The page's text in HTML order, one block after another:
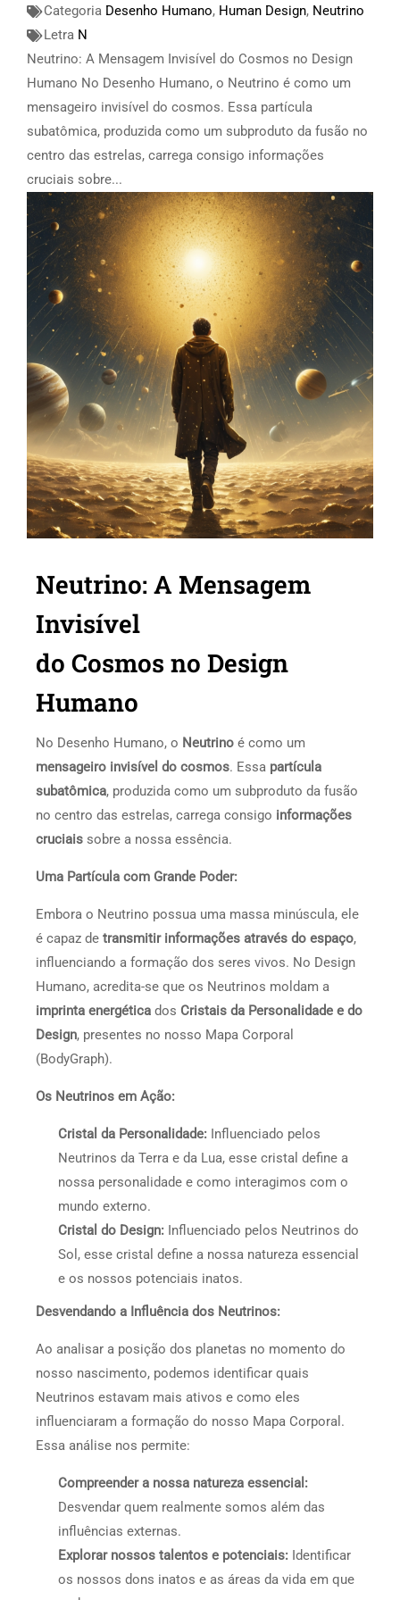
Categoria Desenho Humano, Human Design, Neutrino
Letra N
Neutrino: A Mensagem Invisível do Cosmos no Design
Humano No Desenho Humano, o Neutrino é como um
mensageiro invisível do cosmos. Essa partícula
subatômica, produzida como um subproduto da fusão no
centro das estrelas, carrega consigo informações
cruciais sobre...
Neutrino: A Mensagem
Invisível
do Cosmos no Design
Humano
No Desenho Humano, o Neutrino é como um
mensageiro invisível do cosmos. Essa partícula
subatômica, produzida como um subproduto da fusão
no centro das estrelas, carrega consigo informações
cruciais sobre a nossa essência.
Uma Partícula com Grande Poder:
Embora o Neutrino possua uma massa minúscula, ele
é capaz de transmitir informações através do espaço,
influenciando a formação dos seres vivos. No Design
Humano, acredita-se que os Neutrinos moldam a
imprinta energética dos Cristais da Personalidade e do
Design, presentes no nosso Mapa Corporal
(BodyGraph).
Os Neutrinos em Ação:
Cristal da Personalidade: Influenciado pelos
Neutrinos da Terra e da Lua, esse cristal define a
nossa personalidade e como interagimos com o
mundo externo.
Cristal do Design: Influenciado pelos Neutrinos do
Sol, esse cristal define a nossa natureza essencial
e os nossos potenciais inatos.
Desvendando a Influência dos Neutrinos:
Ao analisar a posição dos planetas no momento do
nosso nascimento, podemos identificar quais
Neutrinos estavam mais ativos e como eles
influenciaram a formação do nosso Mapa Corporal.
Essa análise nos permite:
Compreender a nossa natureza essencial:
Desvendar quem realmente somos além das
influências externas.
Explorar nossos talentos e potenciais: Identificar
os nossos dons inatos e as áreas da vida em que